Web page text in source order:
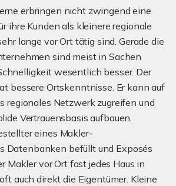
erbringen nicht zwingend eine
ihre Kunden als kleinere regionale
lange vor Ort tätig sind. Gerade die
sind meist in Sachen
wesentlich besser. Der
bessere Ortskenntnisse. Er kann auf
regionales Netzwerk zugreifen und
Vertrauensbasis aufbauen.
eines Makler-
Datenbanken befüllt und Exposés
Makler vor Ort fast jedes Haus in
auch direkt die Eigentümer. Kleine